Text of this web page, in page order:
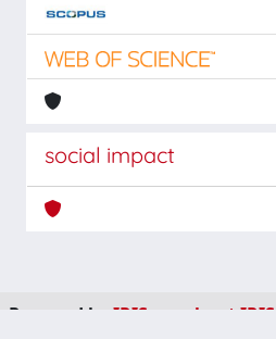
social impact
Powered by IRIS about IRIS